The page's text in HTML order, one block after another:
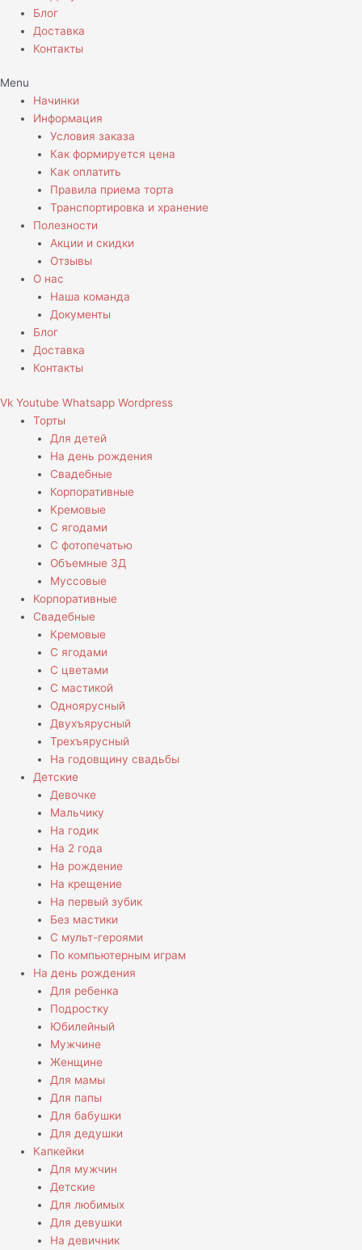
Блог
Доставка
Контакты
Menu
Начинки
Информация
Условия заказа
Как формируется цена
Как оплатить
Правила приема торта
Транспортировка и хранение
Полезности
Акции и скидки
Отзывы
О нас
Наша команда
Документы
Блог
Доставка
Контакты
Vk Youtube Whatsapp Wordpress
Торты
Для детей
На день рождения
Свадебные
Корпоративные
Кремовые
С ягодами
С фотопечатью
Объемные 3Д
Муссовые
Корпоративные
Свадебные
Кремовые
С ягодами
С цветами
С мастикой
Одноярусный
Двухъярусный
Трехъярусный
На годовщину свадьбы
Детские
Девочке
Мальчику
На годик
На 2 года
На рождение
На крещение
На первый зубик
Без мастики
С мульт-героями
По компьютерным играм
На день рождения
Для ребенка
Подростку
Юбилейный
Мужчине
Женщине
Для мамы
Для папы
Для бабушки
Для дедушки
Капкейки
Для мужчин
Детские
Для любимых
Для девушки
На девичник